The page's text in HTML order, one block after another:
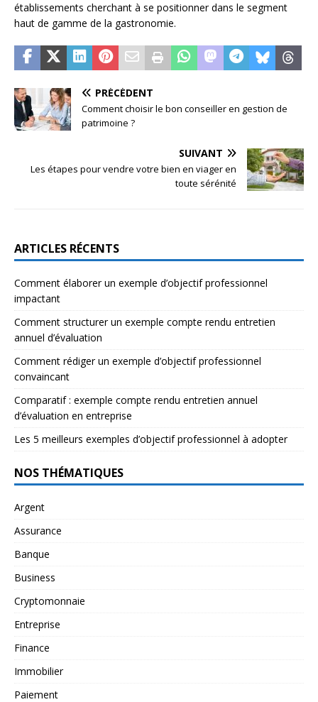
établissements cherchant à se positionner dans le segment
haut de gamme de la gastronomie.
PRÉCÉDENT
Comment choisir le bon conseiller en gestion de
patrimoine ?
SUIVANT
Les étapes pour vendre votre bien en viager en
toute sérénité
ARTICLES RÉCENTS
Comment élaborer un exemple d’objectif professionnel
impactant
Comment structurer un exemple compte rendu entretien
annuel d’évaluation
Comment rédiger un exemple d’objectif professionnel
convaincant
Comparatif : exemple compte rendu entretien annuel
d’évaluation en entreprise
Les 5 meilleurs exemples d’objectif professionnel à adopter
NOS THÉMATIQUES
Argent
Assurance
Banque
Business
Cryptomonnaie
Entreprise
Finance
Immobilier
Paiement